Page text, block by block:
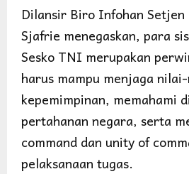
Dilansir Biro Infohan Setjen
Sjafrie menegaskan, para
Sesko TNI merupakan
harus mampu menjaga
kepemimpinan, memahami
pertahanan negara, serta
command dan unity of
pelaksanaan tugas.